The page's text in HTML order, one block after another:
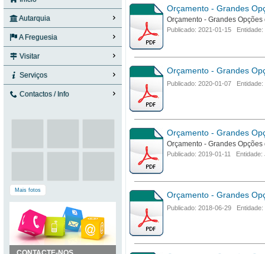
Autarquia
A Freguesia
Visitar
Serviços
Contactos / Info
Mais fotos
Orçamento - Grandes
Orçamento - Grandes
Publicado: 2021-01-15
Orçamento - Grandes
Publicado: 2020-01-07
Orçamento - Grandes
Orçamento - Grandes
Publicado: 2019-01-11 Entidade:
Orçamento - Grandes
Publicado: 2018-06-29